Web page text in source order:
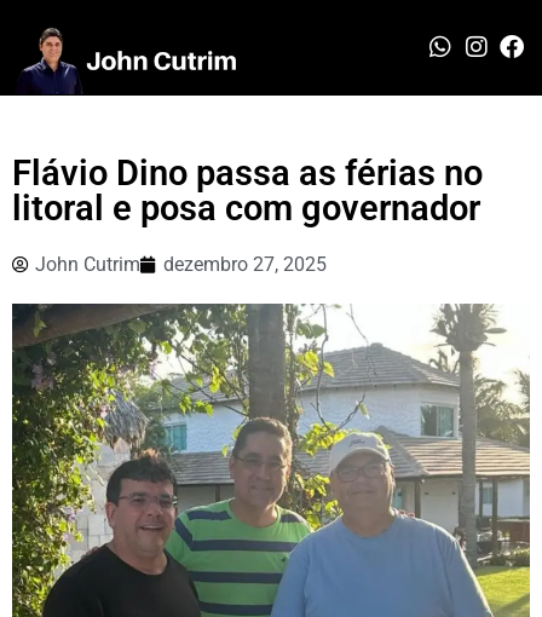
Flávio Dino passa as férias no
litoral e posa com governador
John Cutrim dezembro 27, 2025